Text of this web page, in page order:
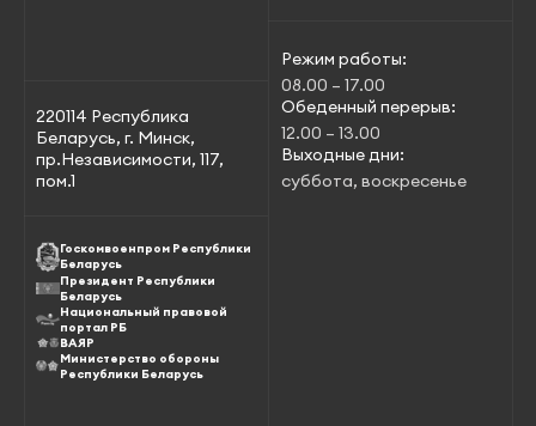
Режим работы:
08.00 – 17.00
Обеденный перерыв:
12.00 – 13.00
Выходные дни:
суббота, воскресенье
Госкомвоенпром Республики
Беларусь
Президент Республики
Беларусь
Национальный правовой
портал РБ
ВАЯР
Министерство обороны
Республики Беларусь
220114 Республика
Беларусь, г. Минск,
пр.Независимости, 117,
пом.1